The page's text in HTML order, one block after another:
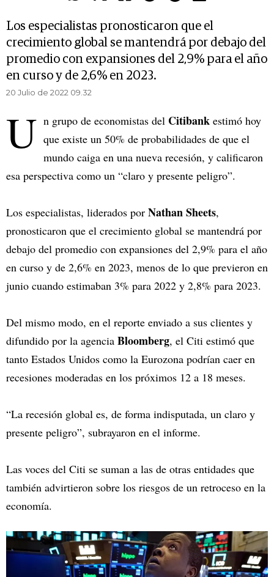
Los especialistas pronosticaron que el
crecimiento global se mantendrá por debajo del
promedio con expansiones del 2,9% para el año
en curso y de 2,6% en 2023.
20 Julio de 2022 09.32
U n grupo de economistas del Citibank estimó hoy
que existe un 50% de probabilidades de que el
mundo caiga en una nueva recesión, y calificaron
esa perspectiva como un “claro y presente peligro”.
Los especialistas, liderados por Nathan Sheets,
pronosticaron que el crecimiento global se mantendrá por
debajo del promedio con expansiones del 2,9% para el año
en curso y de 2,6% en 2023, menos de lo que previeron en
junio cuando estimaban 3% para 2022 y 2,8% para 2023.
Del mismo modo, en el reporte enviado a sus clientes y
difundido por la agencia Bloomberg, el Citi estimó que
tanto Estados Unidos como la Eurozona podrían caer en
recesiones moderadas en los próximos 12 a 18 meses.
“La recesión global es, de forma indisputada, un claro y
presente peligro”, subrayaron en el informe.
Las voces del Citi se suman a las de otras entidades que
también advirtieron sobre los riesgos de un retroceso en la
economía.